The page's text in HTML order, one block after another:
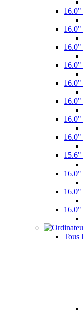
Tous